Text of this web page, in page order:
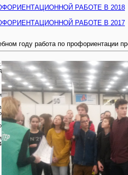
РАБОТЕ В 2018
РАБОТЕ В 2017
году работа по профориентации